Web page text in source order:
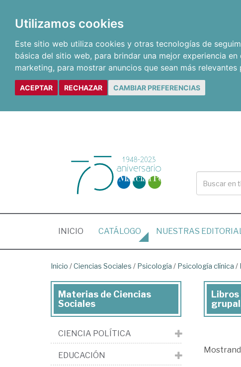
Utilizamos cookies
Este sitio web utiliza cookies y otras tecnologías de
básica del sitio web, para brindar una mejor experiencia en
marketing, para mostrar anuncios que sean más relevantes
ACEPTAR RECHAZAR CAMBIAR PREFERENCIAS
INICIO (CURRENT)
CATÁLOGO NUESTRAS
Inicio /Ciencias Sociales / Psicología / Psicología clínica /
Libros
de
Materias de Ciencias
Sociales
CIENCIA POLÍTICA
EDUCACIÓN